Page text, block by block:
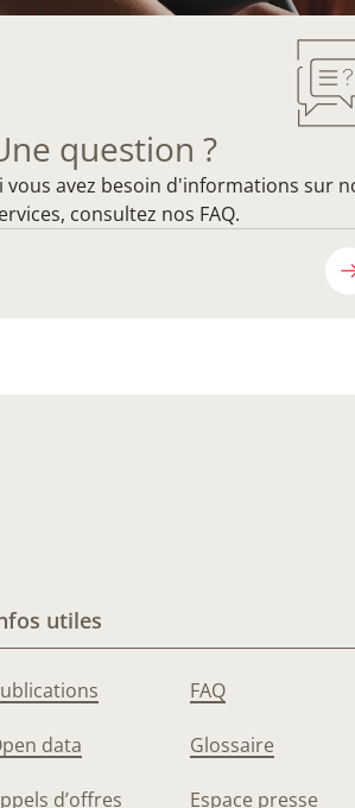
question ?
vous avez besoin d'informations sur
consultez nos FAQ.
utiles
data
d’offres
FAQ
Glossaire
Espace presse